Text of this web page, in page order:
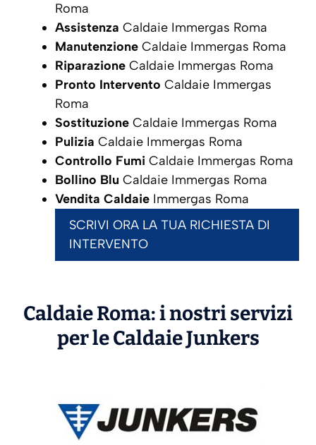
Roma
Assistenza Caldaie Immergas Roma
Manutenzione Caldaie Immergas Roma
Riparazione Caldaie Immergas Roma
Pronto Intervento Caldaie Immergas
Roma
Sostituzione Caldaie Immergas Roma
Pulizia Caldaie Immergas Roma
Controllo Fumi Caldaie Immergas Roma
Bollino Blu Caldaie Immergas Roma
Vendita Caldaie Immergas Roma
SCRIVI ORA LA TUA RICHIESTA DI
INTERVENTO
Caldaie Roma: i nostri servizi
per le CaldaieJunkers